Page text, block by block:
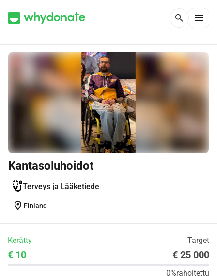
search menu
Kantasoluhoidot
Terveys ja Lääketiede
location_on Finland
Kerätty Target
€ 10 € 25 000
0%rahoitettu